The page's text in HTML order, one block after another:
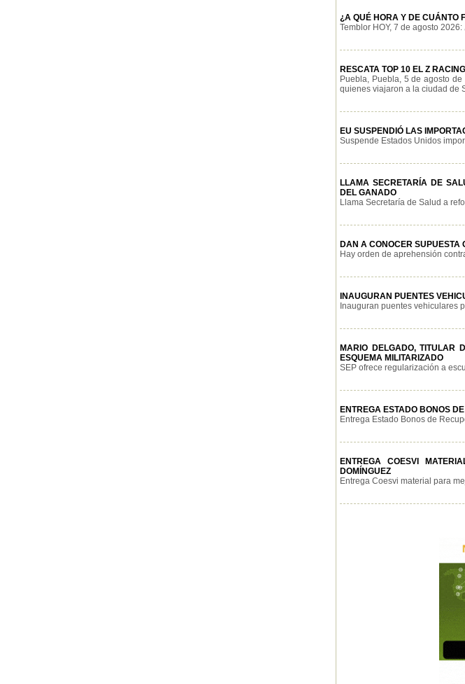
¿A QUÉ HORA Y DE CUÁNTO
Temblor HOY, 7 de agosto
RESCATA TOP 10 EL Z
Puebla, Puebla, 5 de agosto
quienes viajaron a la ciudad de
EU SUSPENDIÓ LAS
Suspende Estados Unidos
LLAMA SECRETARÍA DE
DEL GANADO
Llama Secretaría de Salud a
DAN A CONOCER SUPUESTA
Hay orden de aprehensión
INAUGURAN PUENTES
Inauguran puentes vehiculares
MARIO DELGADO, TITULAR
ESQUEMA MILITARIZADO
SEP ofrece regularización a
ENTREGA ESTADO BONOS
Entrega Estado Bonos de
ENTREGA COESVI
DOMÍNGUEZ
Entrega Coesvi material para